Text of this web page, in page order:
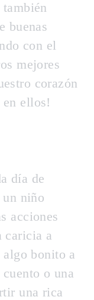
buenas
con el
mejores
corazón
en ellos!
día de
niño
acciones
caricia a
bonito a
o una
una rica